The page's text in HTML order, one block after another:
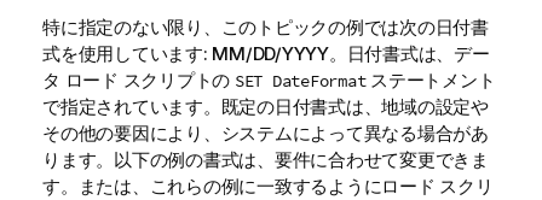
特に指定のない限り、このトピックの例では次の日付書
式を使用しています: MM/DD/YYYY。日付書式は、デー
タ ロード スクリプトの SET DateFormatステートメント
で指定されています。既定の日付書式は、地域の設定や
その他の要因により、システムによって異なる場合があ
ります。以下の例の書式は、要件に合わせて変更できま
す。または、これらの例に一致するようにロード スクリ